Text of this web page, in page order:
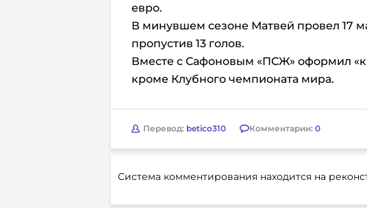
евро.
В минувшем сезоне Матвей провел 17
пропустив 13 голов.
Вместе с Сафоновым «ПСЖ» оформил
кроме Клубного чемпионата мира.
Перевод: betico310 Комментарии: 0
Система комментирования находится на